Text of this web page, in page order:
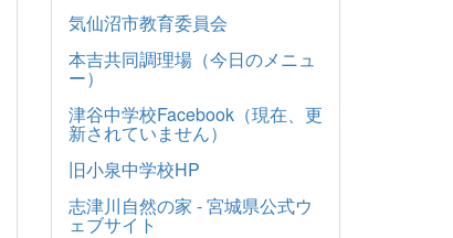
気仙沼市教育委員会
本吉共同調理場（今日のメニュ
ー）
津谷中学校Facebook（現在、更
新されていません）
旧小泉中学校HP
志津川自然の家 - 宮城県公式ウ
ェブサイト